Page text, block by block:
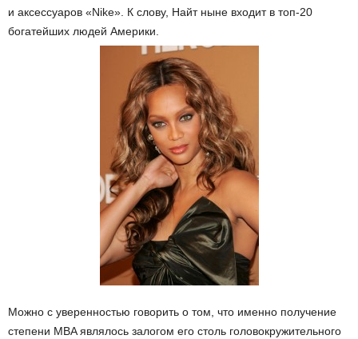
и аксессуаров «Nike». К слову, Найт ныне входит в топ-20
богатейших людей Америки.
Можно с уверенностью говорить о том, что именно получение
степени MBA являлось залогом его столь головокружительного